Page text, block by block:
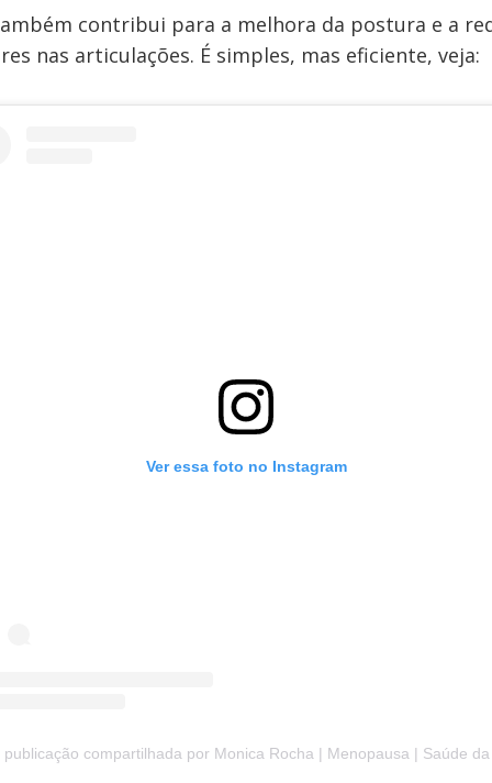
contribui para a melhora da postura e a
nas articulações. É simples, mas eficiente, veja:
Ver essa foto no Instagram
compartilhada por Monica Rocha | Menopausa | Saúde da Mulher